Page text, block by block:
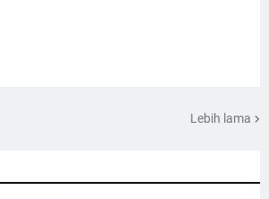
Lebih lama